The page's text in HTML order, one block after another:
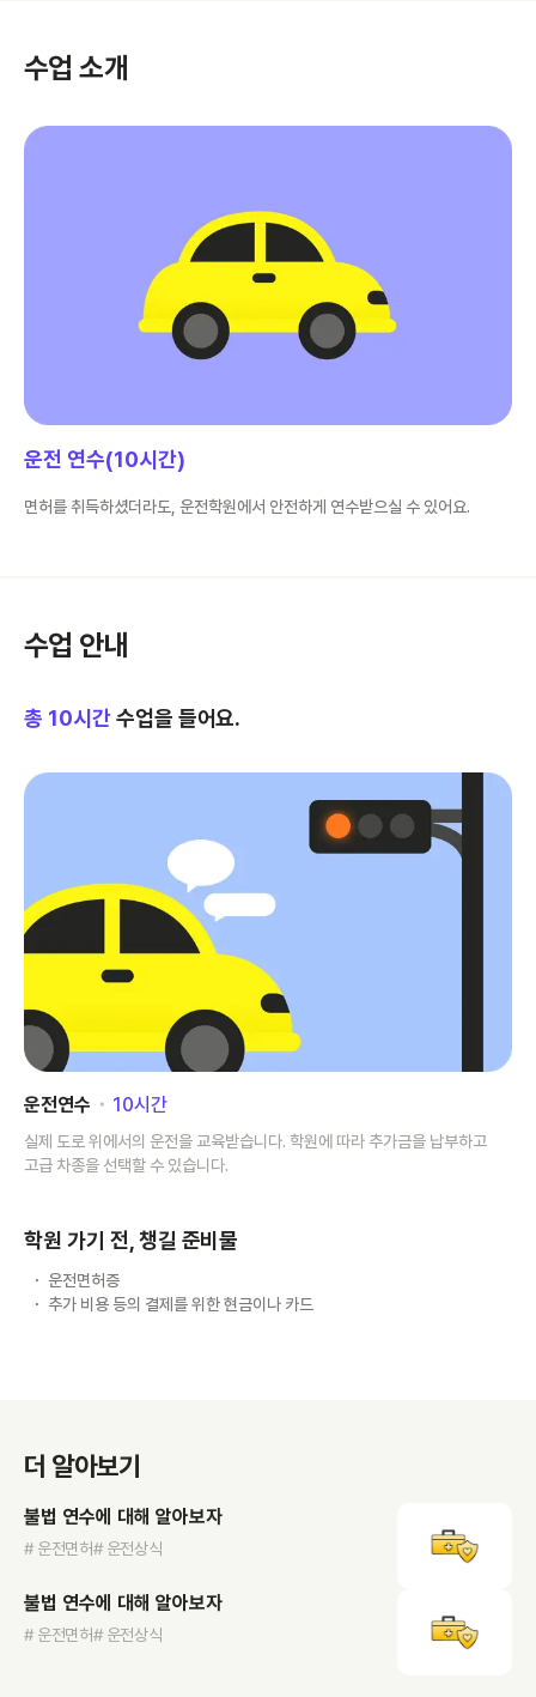
수업 소개
운전 연수(10시간)
면허를 취득하셨더라도, 운전학원에서 안전하게 연수받으실 수 있어요.
수업 안내
총 10시간 수업을 들어요.
운전연수 ･ 10시간
실제 도로 위에서의 운전을 교육받습니다. 학원에 따라 추가금을 납부하고
고급 차종을 선택할 수 있습니다.
학원 가기 전, 챙길 준비물
운전면허증
추가 비용 등의 결제를 위한 현금이나 카드
더 알아보기
불법 연수에 대해 알아보자
# 운전면허# 운전상식
불법 연수에 대해 알아보자
# 운전면허# 운전상식